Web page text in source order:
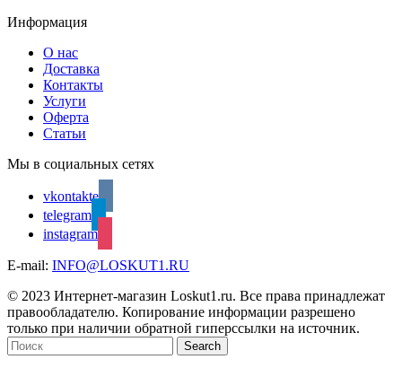
Информация
О нас
Доставка
Контакты
Услуги
Оферта
Статьи
Мы в социальных сетях
vkontakte
telegram
instagram
E-mail: INFO@LOSKUT1.RU
© 2023 Интернет-магазин Loskut1.ru. Все права принадлежат
правообладателю. Копирование информации разрешено
только при наличии обратной гиперссылки на источник.
Search